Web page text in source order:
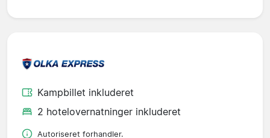
Kampbillet inkluderet
2 hotelovernatninger inkluderet
Autoriseret forhandler.